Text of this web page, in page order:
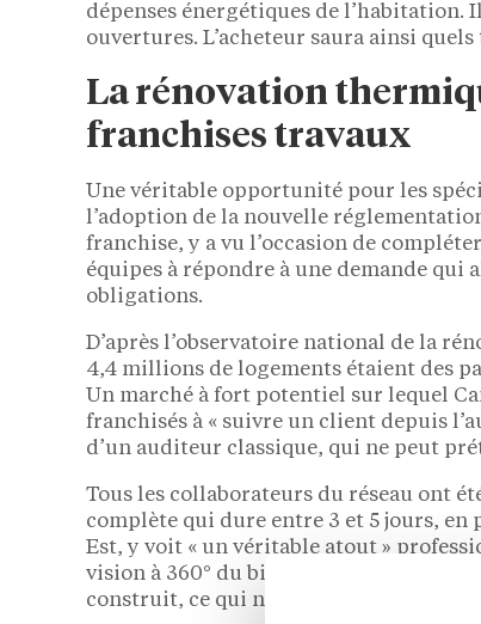
dépenses énergétiques de l’habitation.
ouvertures. L’acheteur saura ainsi
La rénovation
franchises travaux
Une véritable opportunité pour les
l’adoption de la nouvelle
franchise, y a vu l’occasion de
équipes à répondre à une demande
obligations.
D’après l’observatoire national de la
4,4 millions de logements étaient des
Un marché à fort potentiel sur lequel
franchisés à « suivre un client depuis
d’un auditeur classique, qui ne peut
Tous les collaborateurs du réseau ont
complète qui dure entre 3 et 5 jours, en
Est, y voit « un véritable atout »
vision à 360° du bien. Nous pouvons
construit, ce qui nous permet de